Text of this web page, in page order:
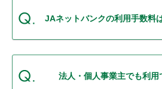
セキュリティ
JAネットバンクの利用手数料
法人・個人事業主でも利用